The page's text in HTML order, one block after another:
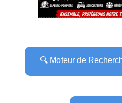
🔍 Moteur de